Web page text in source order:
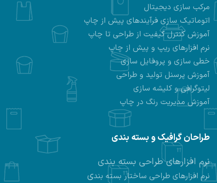
مرکب سازی دیجیتال
اتوماتیک سازی فرآیندهای پیش از چاپ
آموزش کنترل کیفیت از طراحی تا چاپ
نرم افزارهای ریپ و پیش از چاپ
خطی سازی و پروفایل سازی
آموزش پرسنل تولید و طراحی
لیتوگرافی و کلیشه سازی
آموزش مدیریت رنگ در چاپ
طراحان گرافیک و بسته بندی
نرم افزارهای طراحی بسته بندی
نرم افزارهای طراحی ساختار بسته بندی